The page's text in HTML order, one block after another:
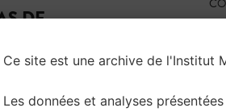
DE
Ce site est une archive de l'Institut
Les données et analyses